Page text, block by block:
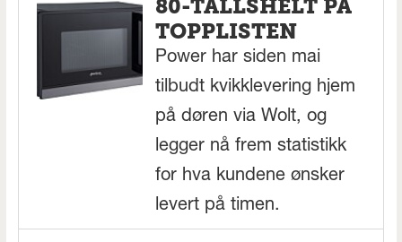
80-TALLSHELT PÅ
TOPPLISTEN
Power har siden mai
tilbudt kvikklevering hjem
på døren via Wolt, og
legger nå frem statistikk
for hva kundene ønsker
levert på timen.